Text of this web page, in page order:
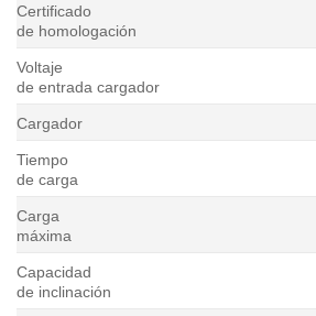
Certificado
de homologación
Voltaje
de entrada cargador
Cargador
Tiempo
de carga
Carga
máxima
Capacidad
de inclinación